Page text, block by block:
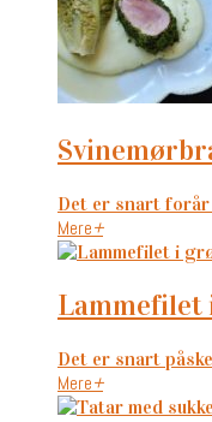
Det er snart forår
Mere+
Det er snart
Mere+